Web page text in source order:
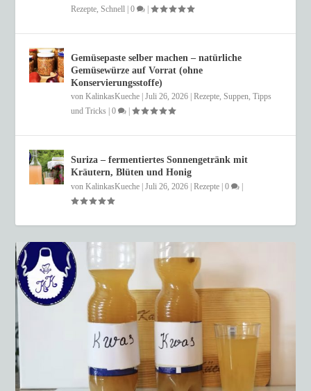
Rezepte ,Schnell |0 |
Gemüsepaste selber machen – natürliche
Gemüsewürze auf Vorrat (ohne
Konservierungsstoffe)
vonKalinkasKueche |Juli 26, 2026 |Rezepte ,Suppen ,Tipps
und Tricks |0 |
Suriza – fermentiertes Sonnengetränk mit
Kräutern, Blüten und Honig
vonKalinkasKueche |Juli 26, 2026 |Rezepte |0 |